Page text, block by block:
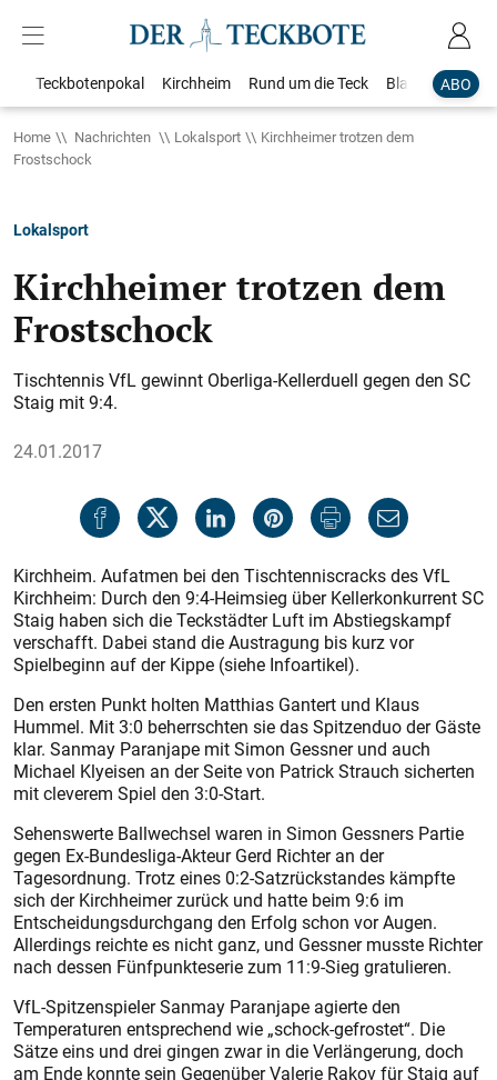
ABO
Teckbotenpokal Kirchheim Rund um die Teck Blaulicht
Home Nachrichten Lokalsport
Kirchheimer trotzen dem
Frostschock
Lokalsport
Kirchheimer trotzen dem
Frostschock
Tischtennis VfL gewinnt Oberliga-Kellerduell gegen den SC
Staig mit 9:4.
24.01.2017
Kirchheim. Aufatmen bei den Tischtenniscracks des VfL
Kirchheim: Durch den 9:4-Heimsieg über Kellerkonkurrent SC
Staig haben sich die Teckstädter Luft im Abstiegskampf
verschafft. Dabei stand die Austragung bis kurz vor
Spielbeginn auf der Kippe (siehe Infoartikel).
Den ersten Punkt holten Matthias Gantert und Klaus
Hummel. Mit 3:0 beherrschten sie das Spitzenduo der Gäste
klar. Sanmay Paranjape mit Simon Gessner und auch
Michael Klyeisen an der Seite von Patrick Strauch sicherten
mit cleverem Spiel den 3:0-Start.
Sehenswerte Ballwechsel waren in Simon Gessners Partie
gegen Ex-Bundesliga-Akteur Gerd Richter an der
Tagesordnung. Trotz eines 0:2-Satzrückstandes kämpfte
sich der Kirchheimer zurück und hatte beim 9:6 im
Entscheidungsdurchgang den Erfolg schon vor Augen.
Allerdings reichte es nicht ganz, und Gessner musste Richter
nach dessen Fünfpunkteserie zum 11:9-Sieg gratulieren.
VfL-Spitzenspieler Sanmay Paranjape agierte den
Temperaturen entsprechend wie „schock-gefrostet“. Die
Sätze eins und drei gingen zwar in die Verlängerung, doch
am Ende konnte sein Gegenüber Valerie Rakov für Staig auf